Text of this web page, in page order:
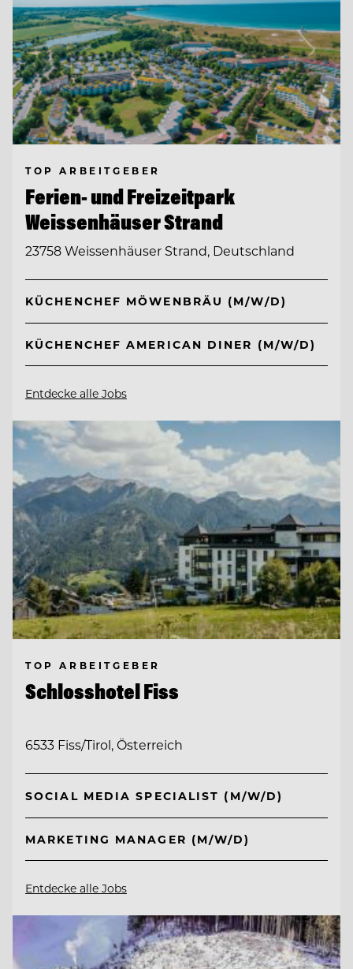
TOP ARBEITGEBER
Ferien- und Freizeitpark
Weissenhäuser Strand
23758 Weissenhäuser Strand, Deutschland
KÜCHENCHEF MÖWENBRÄU (M/W/D)
KÜCHENCHEF AMERICAN DINER (M/W/D)
Entdecke alle Jobs
TOP ARBEITGEBER
Schlosshotel Fiss
6533 Fiss/Tirol, Österreich
SOCIAL MEDIA SPECIALIST (M/W/D)
MARKETING MANAGER (M/W/D)
Entdecke alle Jobs